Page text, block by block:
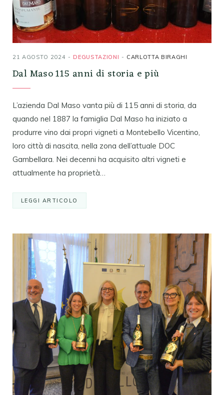
21 AGOSTO 2024 DEGUSTAZIONI CARLOTTA BIRAGHI
Dal Maso 115 anni di storia e più
L’azienda Dal Maso vanta più di 115 anni di storia, da
quando nel 1887 la famiglia Dal Maso ha iniziato a
produrre vino dai propri vigneti a Montebello Vicentino,
loro città di nascita, nella zona dell’attuale DOC
Gambellara. Nei decenni ha acquisito altri vigneti e
attualmente ha proprietà…
LEGGI ARTICOLO